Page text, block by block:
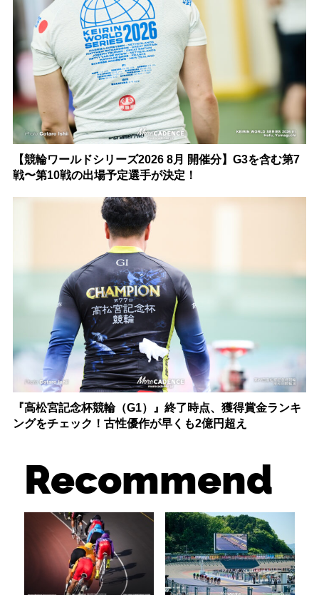
【競輪ワールドシリーズ2026 8月 開催分】G3を含む第7
戦〜第10戦の出場予定選手が決定！
『高松宮記念杯競輪（G1）』終了時点、獲得賞金ランキ
ングをチェック！古性優作が早くも2億円超え
Recommend